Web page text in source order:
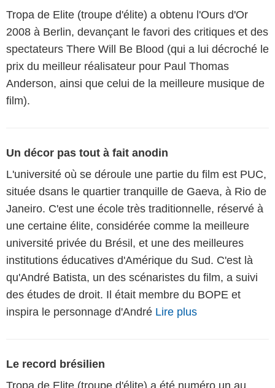
Tropa de Elite (troupe d'élite) a obtenu l'Ours d'Or
2008 à Berlin, devançant le favori des critiques et des
spectateurs There Will Be Blood (qui a lui décroché le
prix du meilleur réalisateur pour Paul Thomas
Anderson, ainsi que celui de la meilleure musique de
film).
Un décor pas tout à fait anodin
L'université où se déroule une partie du film est PUC,
située dsans le quartier tranquille de Gaeva, à Rio de
Janeiro. C'est une école très traditionnelle, réservé à
une certaine élite, considérée comme la meilleure
université privée du Brésil, et une des meilleures
institutions éducatives d'Amérique du Sud. C'est là
qu'André Batista, un des scénaristes du film, a suivi
des études de droit. Il était membre du BOPE et
inspira le personnage d'André Lire plus
Le record brésilien
Tropa de Elite (troupe d'élite) a été numéro un au